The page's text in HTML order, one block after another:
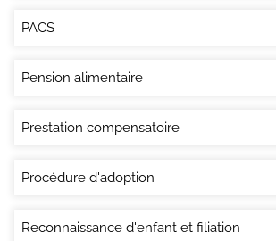
PACS
Pension alimentaire
Prestation compensatoire
Procédure d'adoption
Reconnaissance d'enfant et filiation